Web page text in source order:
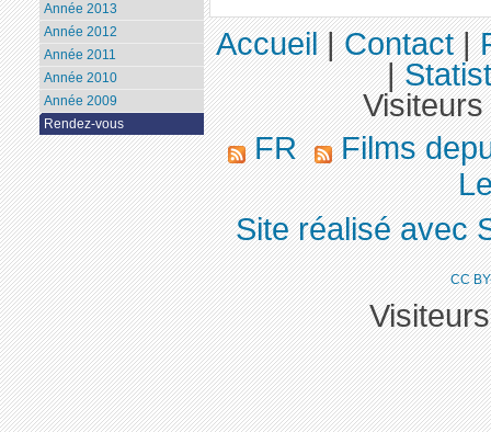
Année 2013
Année 2012
Année 2011
Année 2010
Année 2009
Rendez-vous
Accueil|Contact|
|
FR
Films
Site réalisé avec
CC